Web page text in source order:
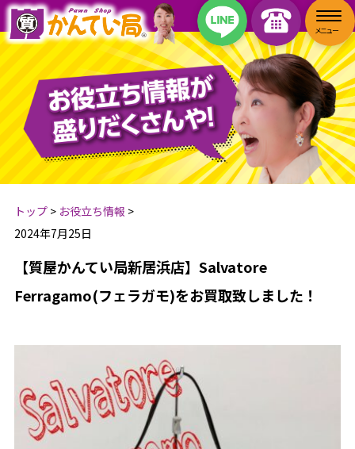
トップ> お役立ち情報 >
2024年7月25日
【質屋かんてい局新居浜店】Salvatore
Ferragamo(フェラガモ)をお買取致しました！